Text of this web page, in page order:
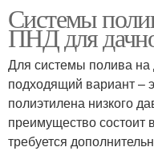
Системы
ПНД для
Для системы полива
подходящий вариант –
полиэтилена низкого
преимущество состоит
требуется